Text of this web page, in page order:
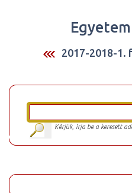
2017-2018-1.
Kérjük, írja be a keresett